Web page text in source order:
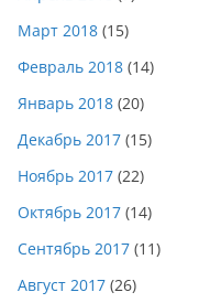
Март 2018 (15)
Февраль 2018 (14)
Январь 2018 (20)
Декабрь 2017 (15)
Ноябрь 2017 (22)
Октябрь 2017 (14)
Сентябрь 2017 (11)
Август 2017 (26)